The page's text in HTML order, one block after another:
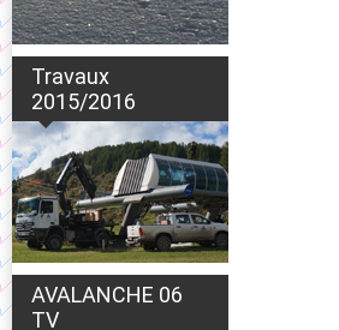
Travaux
2015/2016
AVALANCHE 06
TV